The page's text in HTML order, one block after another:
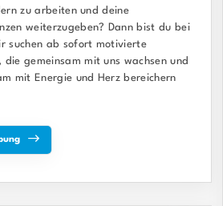
zu arbeiten und deine
weiterzugeben? Dann bist du bei
suchen ab sofort motivierte
gemeinsam mit uns wachsen und
mit Energie und Herz bereichern